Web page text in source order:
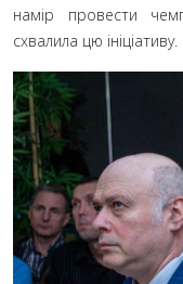
намір провести
схвалила цю ініціативу.